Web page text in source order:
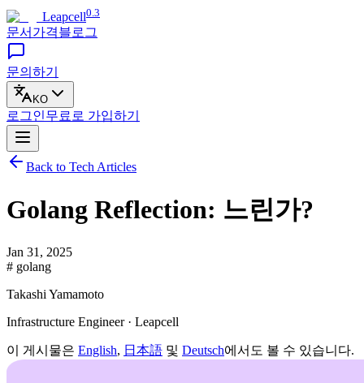
Leapcell0.3
문서 가격블로그
문의하기
KO
로그인무료로 가입하기
Back to Tech Articles
Golang Reflection: 느린가?
Jan 31, 2025
# golang
Takashi Yamamoto
Infrastructure Engineer · Leapcell
이 게시물은 English, 日本語 및 Deutsch에서도 볼 수 있습니다.